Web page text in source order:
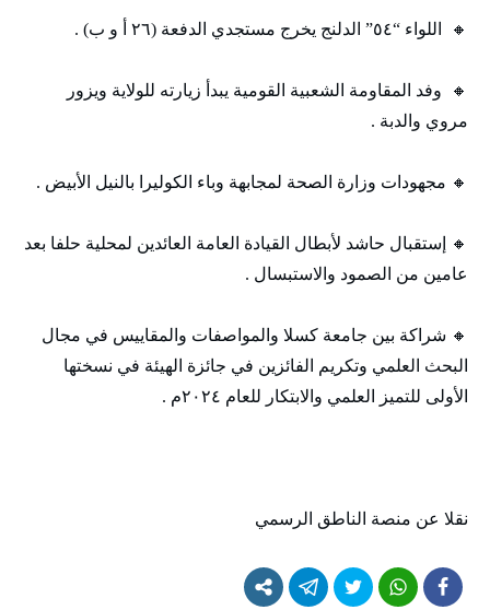
🔸 اللواء “٥٤” الدلنج يخرج مستجدي الدفعة (٢٦ أ و ب) .
🔸 وفد المقاومة الشعبية القومية يبدأ زيارته للولاية ويزور
مروي والدبة .
🔸 مجهودات وزارة الصحة لمجابهة وباء الكوليرا بالنيل الأبيض .
🔸 إستقبال حاشد لأبطال القيادة العامة العائدين لمحلية حلفا بعد
عامين من الصمود والاستبسال .
🔸 شراكة بين جامعة كسلا والمواصفات والمقاييس في مجال
البحث العلمي وتكريم الفائزين في جائزة الهيئة في نسختها
الأولى للتميز العلمي والابتكار للعام ٢٠٢٤م .
نقلا عن منصة الناطق الرسمي